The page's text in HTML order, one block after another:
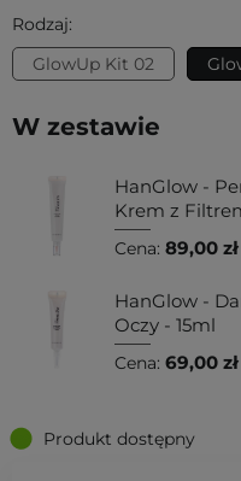
Rodzaj:
GlowUp Kit 02
W zestawie
HanGlow -
Krem z
Cena: 89,00 zł
HanGlow -
Oczy - 15ml
Cena: 69,00 zł
Produkt dostępny